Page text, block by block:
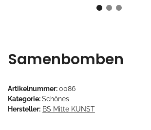
Samenbomben
Artikelnummer:0086
Kategorie:Schönes
Hersteller: BS Mitte KUNST